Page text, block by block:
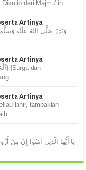
dari Majmu' in...
Artinya
وَبَرَزَ صَلَّى اللهُ عَلَيْهِ
Artinya
Artinya
...